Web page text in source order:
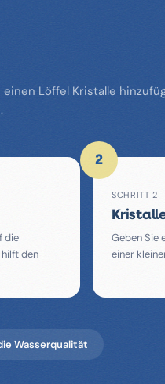
Löffel Kristalle
die
den
2
SCHRITT 2
Geben Sie
einer
Wasserqualität